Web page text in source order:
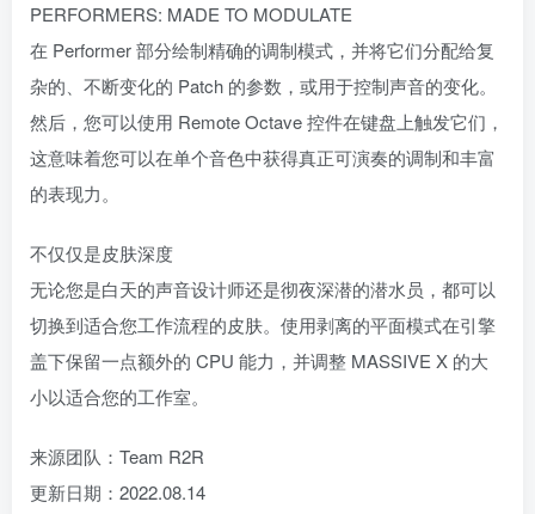
PERFORMERS: MADE TO MODULATE
在 Performer 部分绘制精确的调制模式，并将它们分配给复
杂的、不断变化的 Patch 的参数，或用于控制声音的变化。
然后，您可以使用 Remote Octave 控件在键盘上触发它们，
这意味着您可以在单个音色中获得真正可演奏的调制和丰富
的表现力。
不仅仅是皮肤深度
无论您是白天的声音设计师还是彻夜深潜的潜水员，都可以
切换到适合您工作流程的皮肤。使用剥离的平面模式在引擎
盖下保留一点额外的 CPU 能力，并调整 MASSIVE X 的大
小以适合您的工作室。
来源团队：Team R2R
更新日期：2022.08.14